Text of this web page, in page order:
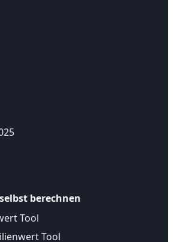
berechnen
Tool
Tool